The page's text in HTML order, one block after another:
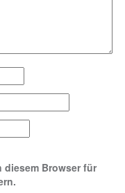
diesem Browser für